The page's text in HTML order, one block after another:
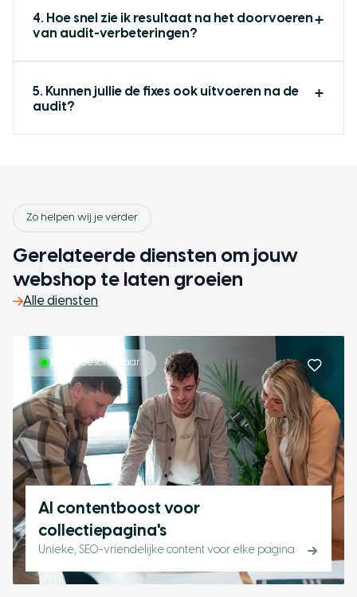
4. Hoe snel zie ik resultaat na het doorvoeren
van audit-verbeteringen?
5. Kunnen jullie de fixes ook uitvoeren na de
audit?
Zo helpen wij je verder
Gerelateerde diensten om jouw
webshop te laten groeien
Alle diensten
Direct beschikbaar
AI contentboost voor
collectiepagina's
Unieke, SEO-vriendelijke content voor elke pagina
Versturen